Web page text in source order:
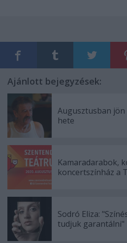
Ajánlott bejegyzések:
Augusztusban jön
hete
Kamaradarabok,
koncertszínház a
Sodró Eliza:
tudjuk garantálni"